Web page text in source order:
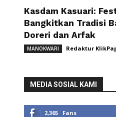
Kasdam Kasuari:
Bangkitkan Tradisi
Doreri dan Arfak
MANOKWARI Redaktur
MEDIA SOSIAL KAMI
2,365 Fans